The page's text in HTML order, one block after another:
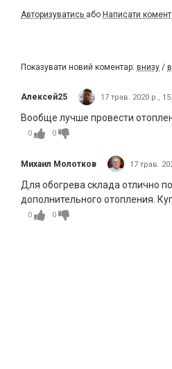
Авторизуватись або Написати
Показувати новий коментар: внизу /
Алексей25 17 трав. 2020 р.,
Вообще лучше провести
0 0
Михаил Молотков 17 трав.
Для обогрева склада отлично
дополнительного отопления.
0 0